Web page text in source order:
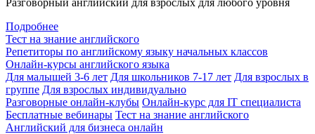
Разговорный английский для взрослых для любого уровня
Подробнее
Тест на знание английского
Репетиторы по английскому языку начальных классов
Онлайн-курсы английского языка
Для малышей 3-6 лет Для школьников 7-17 лет Для взрослых в
группе Для взрослых индивидуально
Разговорные онлайн-клубы Онлайн-курс для IT специалиста
Бесплатные вебинары Тест на знание английского
Английский для бизнеса онлайн